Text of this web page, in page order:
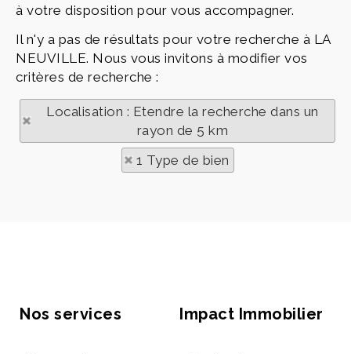
à votre disposition pour vous accompagner.
Il n'y a pas de résultats pour votre recherche à LA
NEUVILLE. Nous vous invitons à modifier vos
critères de recherche :
Localisation : Etendre la recherche dans un
rayon de 5 km
1 Type de bien
Nos services Impact Immobilier